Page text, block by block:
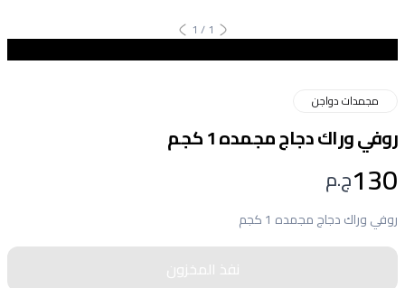
1
/
1
مجمدات دواجن
روفي وراك دجاج مجمده 1 كجم
130ج.م
روفي وراك دجاج مجمده 1 كجم
نفذ المخزون